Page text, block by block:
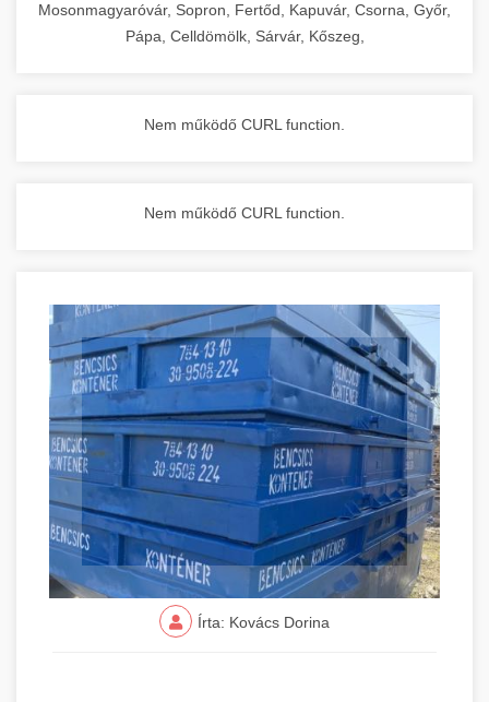
Mosonmagyaróvár, Sopron, Fertőd, Kapuvár, Csorna, Győr,
Pápa, Celldömölk, Sárvár, Kőszeg,
Nem működő CURL function.
Nem működő CURL function.
Írta: Kovács Dorina